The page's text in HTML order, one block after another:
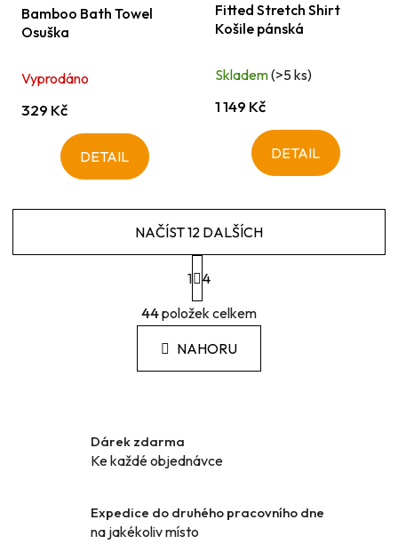
Bamboo Bath Towel
Osuška
Vyprodáno
329 Kč
DETAIL
Fitted Stretch Shirt
Košile pánská
Skladem(>5 ks)
1 149 Kč
DETAIL
O
v
á
d
p
k
y
NAČÍST 12 DALŠÍCH
S
t
r
á
n
k
1 4
44položek celkem
NAHORU
Dárek zdarma
Ke každé objednávce
Expedice do druhého pracovního dne
na jakékoliv místo